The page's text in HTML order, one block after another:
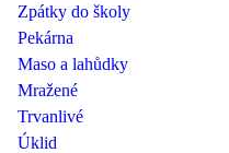
Zpátky do školy
Pekárna
Maso a lahůdky
Mražené
Trvanlivé
Úklid